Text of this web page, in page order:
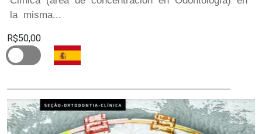
la misma...
R$50,00